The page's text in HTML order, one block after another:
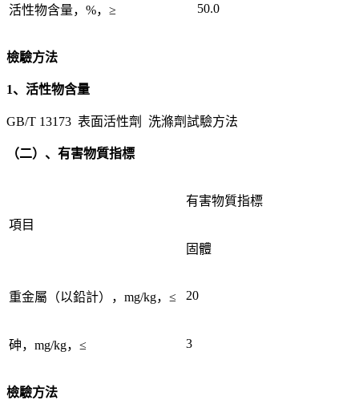
活性物含量，%，≥ 50.0
檢驗方法
1、活性物含量
GB/T 13173 表面活性劑 洗滌劑試驗方法
（二）、有害物質指標
項目
有害物質指標
固體
重金屬（以鉛計），mg/kg，≤ 20
砷，mg/kg，≤ 3
檢驗方法